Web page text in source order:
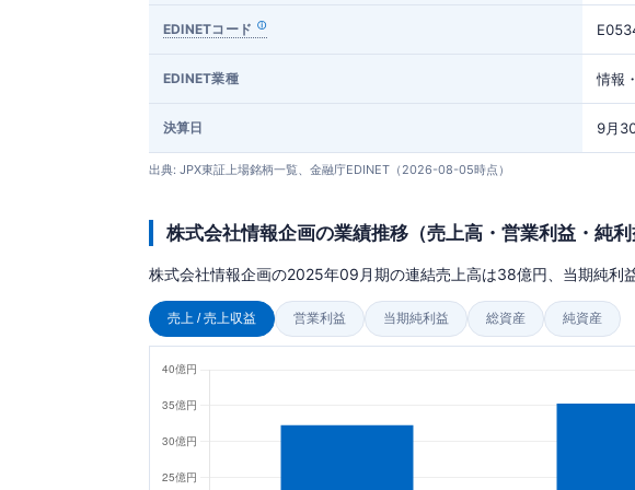
EDINETコード
EDINET業種 情報
決算日 9月
出典: JPX東証上場銘柄一覧、金融庁EDINET（2026-08-05時点）
株式会社情報企画の業績推移（売上高・営業利益・純利
株式会社情報企画の2025年09月期の連結売上高は38億円、当期純利
売上 / 売上収益 営業利益 当期純利益 総資産 純資産